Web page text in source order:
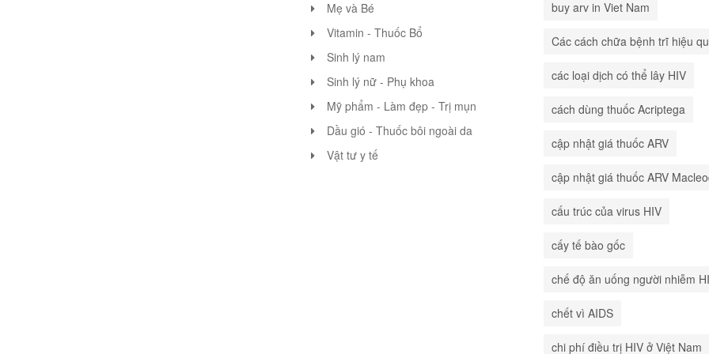
Mẹ và Bé
Vitamin - Thuốc Bổ
Sinh lý nam
Sinh lý nữ - Phụ khoa
Mỹ phẩm - Làm đẹp - Trị mụn
Dầu gió - Thuốc bôi ngoài da
Vật tư y tế
buy arv in Viet Nam
Các cách chữa bệnh trĩ hiệu
các loại dịch có thể lây HIV
cách dùng thuốc Acriptega
cập nhật giá thuốc ARV
cập nhật giá thuốc ARV
cấu trúc của virus HIV
cấy tế bào gốc
chế độ ăn uống người nhiễm
chết vì AIDS
chi phí điều trị HIV ở Việt Nam